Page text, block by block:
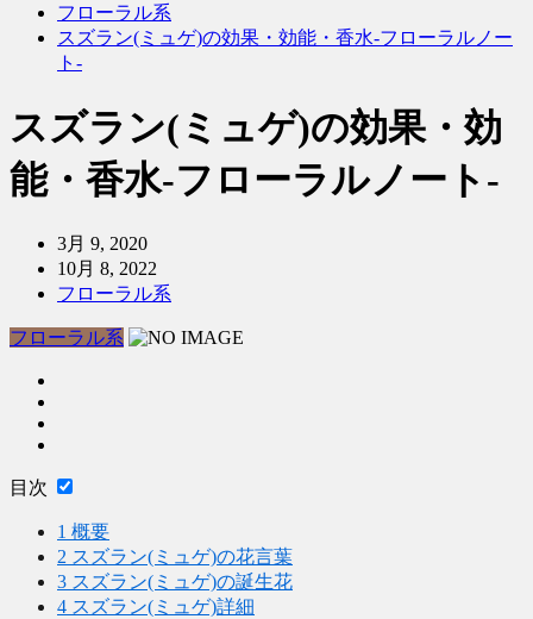
フローラル系
スズラン(ミュゲ)の効果・効能・香水-フローラルノー
ト-
スズラン(ミュゲ)の効果・効
能・香水-フローラルノート-
3月 9, 2020
10月 8, 2022
フローラル系
フローラル系
目次
1 概要
2 スズラン(ミュゲ)の花言葉
3 スズラン(ミュゲ)の誕生花
4 スズラン(ミュゲ)詳細